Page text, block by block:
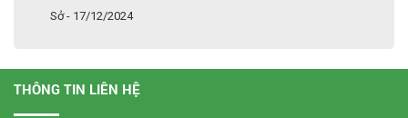
Sở - 17/12/2024
THÔNG TIN LIÊN HỆ